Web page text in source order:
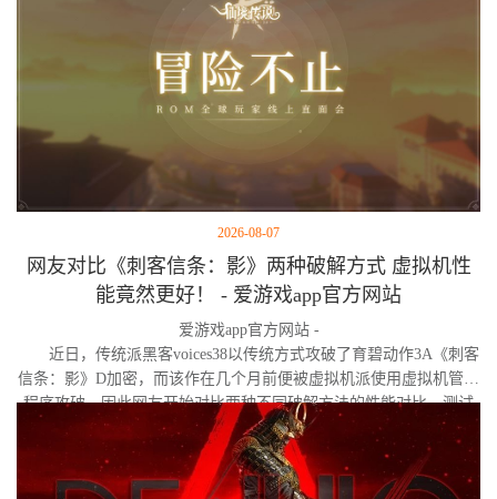
2026-08-07
网友对比《刺客信条：影》两种破解方式 虚拟机性
能竟然更好！ - 爱游戏app官方网站
爱游戏app官方网站 -
近日，传统派黑客voices38以传统方式攻破了育碧动作3A《刺客
信条：影》D加密，而该作在几个月前便被虚拟机派使用虚拟机管理
程序攻破。因此网友开始对比两种不同破解方法的性能对比。测试
作者决定验证，虚拟机管理程序是否真的会像许多玩家认为的那
样，导致明显的帧数下降。